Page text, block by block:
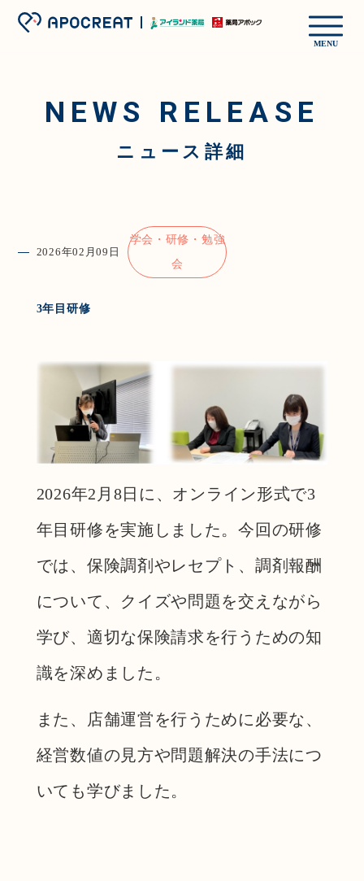
MENU
NEWS RELEASE
ニュース詳細
2026年02月09日
学会・研修・勉強
会
3年目研修
2026年2月8日に、オンライン形式で3
年目研修を実施しました。今回の研修
では、保険調剤やレセプト、調剤報酬
について、クイズや問題を交えながら
学び、適切な保険請求を行うための知
識を深めました。
また、店舗運営を行うために必要な、
経営数値の見方や問題解決の手法につ
いても学びました。